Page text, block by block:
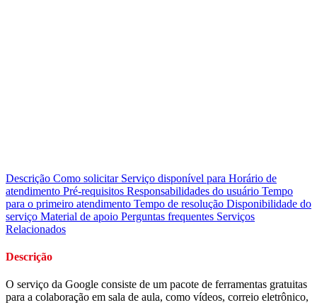
Descrição Como solicitar Serviço disponível para Horário de
atendimento Pré-requisitos Responsabilidades do usuário Tempo
para o primeiro atendimento Tempo de resolução Disponibilidade do
serviço Material de apoio Perguntas frequentes Serviços
Relacionados
Descrição
O serviço da Google consiste de um pacote de ferramentas gratuitas
para a colaboração em sala de aula, como vídeos, correio eletrônico,